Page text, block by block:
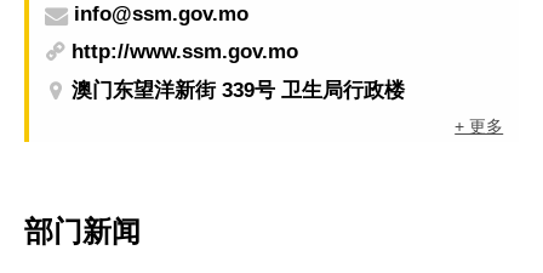
info@ssm.gov.mo
http://www.ssm.gov.mo
澳门东望洋新街 339号 卫生局行政楼
+ 更多
部门新闻